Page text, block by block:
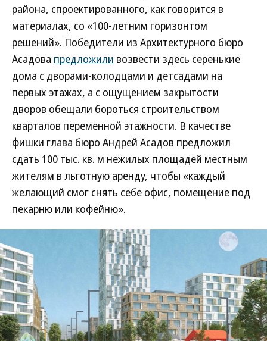
района, спроектированного, как говорится в
материалах, со «100-летним горизонтом
решений». Победители из Архитектурного бюро
Асадова предложили возвести здесь серенькие
дома с дворами-колодцами и детсадами на
первых этажах, а с ощущением закрытости
дворов обещали бороться строительством
кварталов переменной этажности. В качестве
фишки глава бюро Андрей Асадов предложил
сдать 100 тыс. кв. м нежилых площадей местным
жителям в льготную аренду, чтобы «каждый
желающий смог снять себе офис, помещение под
пекарню или кофейню».